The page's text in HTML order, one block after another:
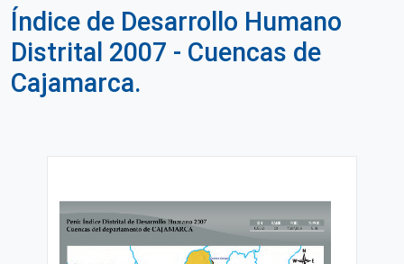
Índice de Desarrollo Humano
Distrital 2007 - Cuencas de
Cajamarca.